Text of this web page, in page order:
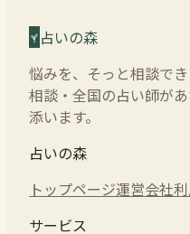
占いの森
悩みを、そっと相談で
相談・全国の占い師が
添います。
占いの森
トップページ運営会社
サービス